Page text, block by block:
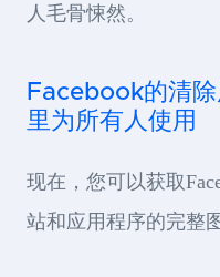
人毛骨悚然。
Facebook的清
里为所有人使用
现在，您可以获取
站和应用程序的完整